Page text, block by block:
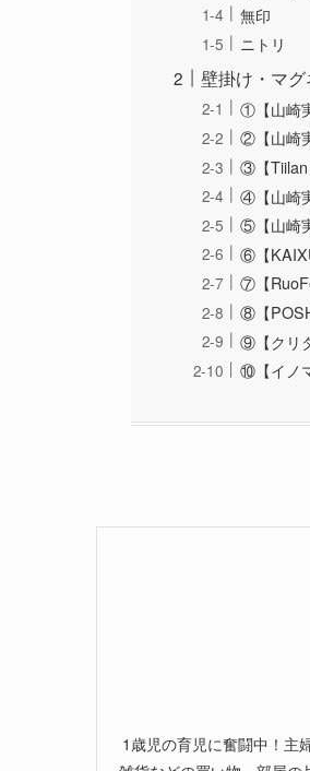
無印
ニトリ
壁掛け・マ
①【山崎
②【山崎
③【Tiilan
④【山崎
⑤【山崎
⑥【
⑦【
⑧【
⑨【クリ
⑩【イノ
1歳児の育児に奮闘中！主